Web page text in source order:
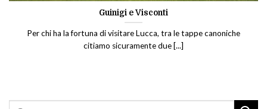
Guinigi e Visconti
Per chi ha la fortuna di visitare Lucca, tra le tappe canoniche
citiamo sicuramente due [...]